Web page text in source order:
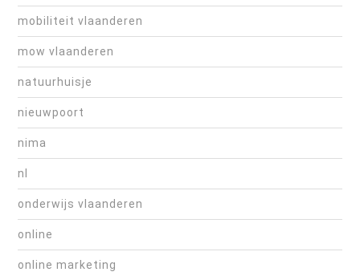
mobiliteit vlaanderen
mow vlaanderen
natuurhuisje
nieuwpoort
nima
nl
onderwijs vlaanderen
online
online marketing